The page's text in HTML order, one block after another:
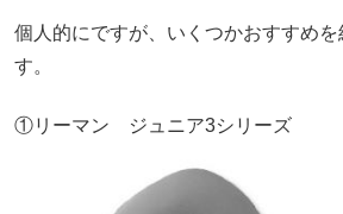
個人的にですが、いくつかおすすめを
す。
①リーマン ジュニア3シリーズ